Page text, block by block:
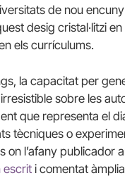
de nou
desig cristal·litzi
els currículums.
la capacitat per
sobre les
que representa el
tècniques o
on l’afany
escrit i comentat